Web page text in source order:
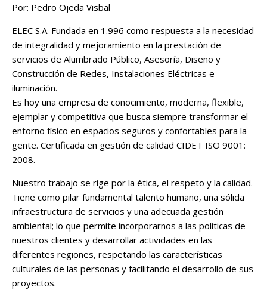
Por: Pedro Ojeda Visbal
ELEC S.A. Fundada en 1.996 como respuesta a la necesidad
de integralidad y mejoramiento en la prestación de
servicios de Alumbrado Público, Asesoría, Diseño y
Construcción de Redes, Instalaciones Eléctricas e
iluminación.
Es hoy una empresa de conocimiento, moderna, flexible,
ejemplar y competitiva que busca siempre transformar el
entorno físico en espacios seguros y confortables para la
gente. Certificada en gestión de calidad CIDET ISO 9001:
2008.
Nuestro trabajo se rige por la ética, el respeto y la calidad.
Tiene como pilar fundamental talento humano, una sólida
infraestructura de servicios y una adecuada gestión
ambiental; lo que permite incorporarnos a las políticas de
nuestros clientes y desarrollar actividades en las
diferentes regiones, respetando las características
culturales de las personas y facilitando el desarrollo de sus
proyectos.